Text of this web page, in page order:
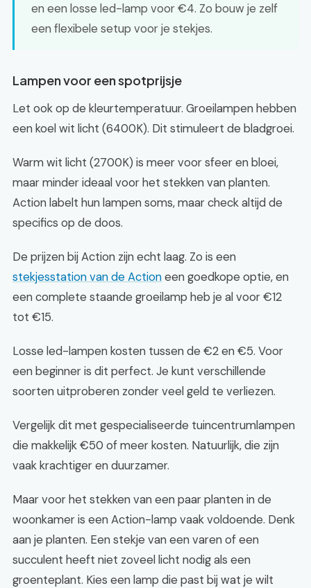
en een losse led-lamp voor €4. Zo bouw je zelf
een flexibele setup voor je stekjes.
Lampen voor een spotprijsje
Let ook op de kleurtemperatuur. Groeilampen hebben
een koel wit licht (6400K). Dit stimuleert de bladgroei.
Warm wit licht (2700K) is meer voor sfeer en bloei,
maar minder ideaal voor het stekken van planten.
Action labelt hun lampen soms, maar check altijd de
specifics op de doos.
De prijzen bij Action zijn echt laag. Zo is een
stekjesstation van de Actioneen goedkope optie, en
een complete staande groeilamp heb je al voor €12
tot €15.
Losse led-lampen kosten tussen de €2 en €5. Voor
een beginner is dit perfect. Je kunt verschillende
soorten uitproberen zonder veel geld te verliezen.
Vergelijk dit met gespecialiseerde tuincentrumlampen
die makkelijk €50 of meer kosten. Natuurlijk, die zijn
vaak krachtiger en duurzamer.
Maar voor het stekken van een paar planten in de
woonkamer is een Action-lamp vaak voldoende. Denk
aan je planten. Een stekje van een varen of een
succulent heeft niet zoveel licht nodig als een
groenteplant. Kies een lamp die past bij wat je wilt